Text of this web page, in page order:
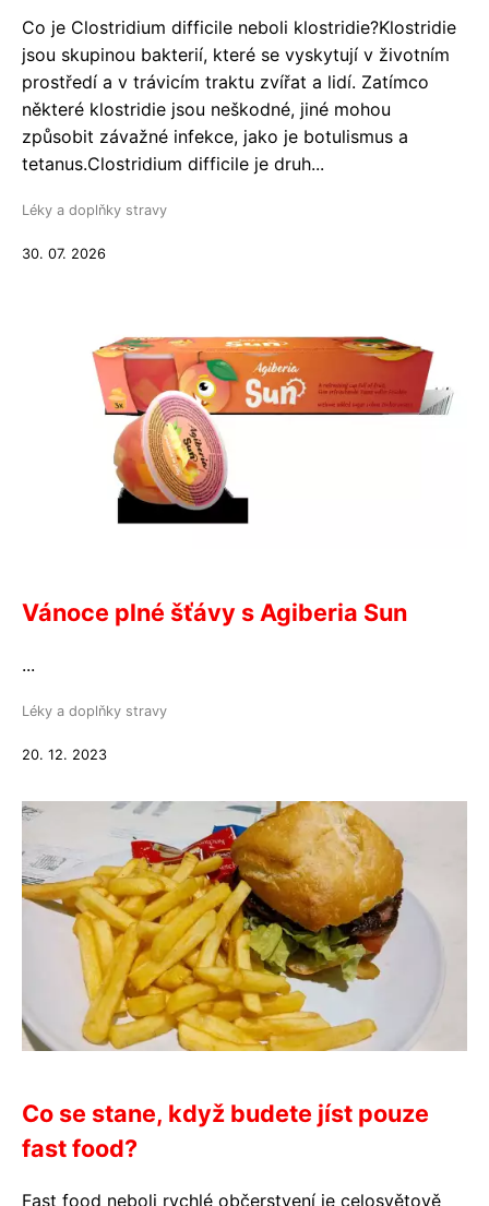
Co je Clostridium difficile neboli klostridie?Klostridie
jsou skupinou bakterií, které se vyskytují v životním
prostředí a v trávicím traktu zvířat a lidí. Zatímco
některé klostridie jsou neškodné, jiné mohou
způsobit závažné infekce, jako je botulismus a
tetanus.Clostridium difficile je druh...
Léky a doplňky stravy
30. 07. 2026
Vánoce plné šťávy s Agiberia Sun
...
Léky a doplňky stravy
20. 12. 2023
Co se stane, když budete jíst pouze
fast food?
Fast food neboli rychlé občerstvení je celosvětově